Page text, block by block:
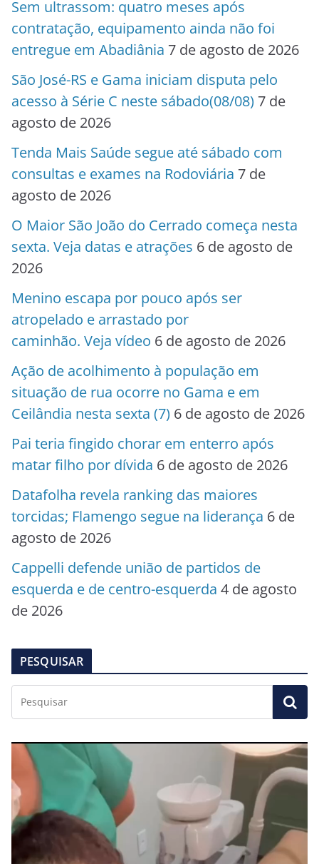
Sem ultrassom: quatro meses após
contratação, equipamento ainda não foi
entregue em Abadiânia 7 de agosto de 2026
São José-RS e Gama iniciam disputa pelo
acesso à Série C neste sábado(08/08) 7 de
agosto de 2026
Tenda Mais Saúde segue até sábado com
consultas e exames na Rodoviária 7 de
agosto de 2026
O Maior São João do Cerrado começa nesta
sexta. Veja datas e atrações 6 de agosto de
2026
Menino escapa por pouco após ser
atropelado e arrastado por
caminhão. Veja vídeo 6 de agosto de 2026
Ação de acolhimento à população em
situação de rua ocorre no Gama e em
Ceilândia nesta sexta (7) 6 de agosto de 2026
Pai teria fingido chorar em enterro após
matar filho por dívida 6 de agosto de 2026
Datafolha revela ranking das maiores
torcidas; Flamengo segue na liderança 6 de
agosto de 2026
Cappelli defende união de partidos de
esquerda e de centro-esquerda 4 de agosto
de 2026
PESQUISAR